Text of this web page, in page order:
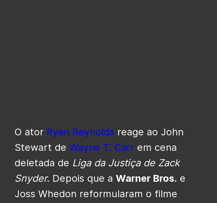
O ator Ryan Reynolds reage ao John
Stewart de Wayne T. Carr em cena
deletada de Liga da Justiça de Zack
Snyder. Depois que a Warner Bros. e
Joss Whedon reformularam o filme